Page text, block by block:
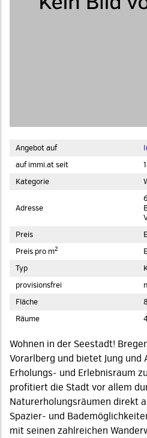
Angebot auf
auf immi.at seit
Kategorie
Adresse
Preis
Preis pro m2
Typ
provisionsfrei
Fläche
Räume
Wohnen in der Seestadt!
Vorarlberg und bietet Jung
Erholungs- und Erlebnisraum
profitiert die Stadt vor allem
Naturerholungsräumen direkt
Spazier- und
mit seinen zahlreichen